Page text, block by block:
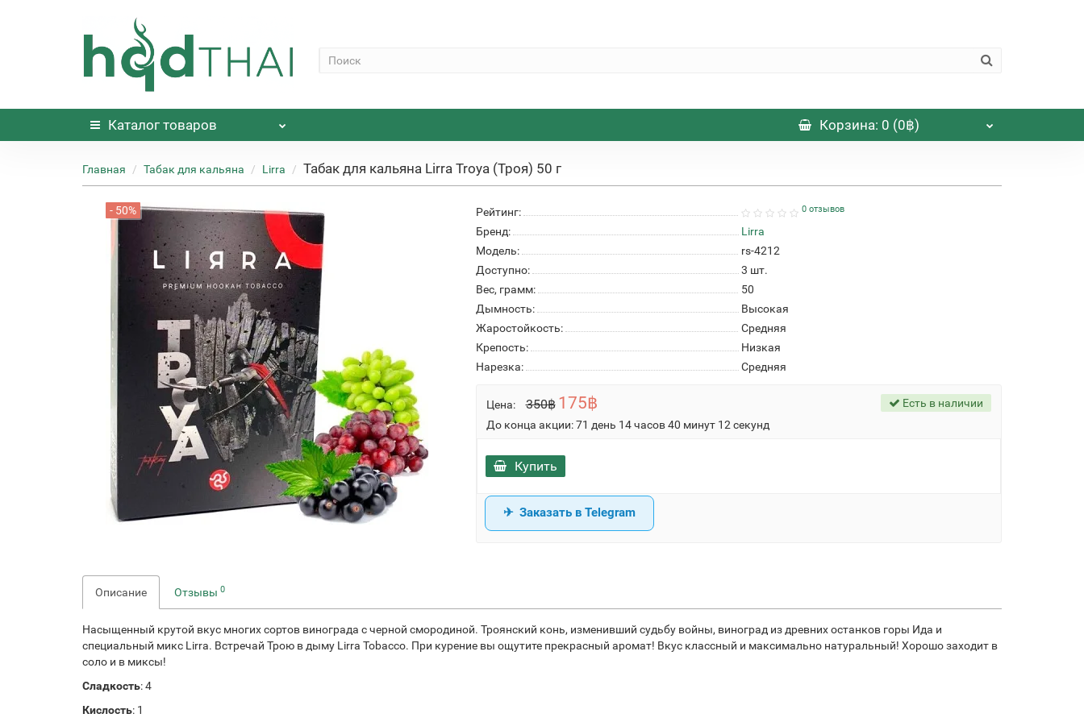
Каталог товаров Корзина: 0 (0฿)
Главная Табак для кальяна Lirra Табак для кальяна Lirra Troya (Троя) 50 г
- 50% Рейтинг: 0 отзывов
Бренд:
Lirra
Модель:
rs-4212
Доступно:
3 шт.
Вес, грамм:
50
Дымность:
Высокая
Жаростойкость:
Средняя
Крепость:
Низкая
Нарезка:
Средняя
Цена: 350฿ 175฿
До конца акции:71 день 14 часов 40 минут 11 секунд
Есть в наличии
Купить
Заказать в Telegram
Описание Отзывы 0
Насыщенный крутой вкус многих сортов винограда с черной смородиной. Троянский конь, изменивший судьбу войны, виноград из древних останков горы Ида и
специальный микс Lirra. Встречай Трою в дыму Lirra Tobacco. При курение вы ощутите прекрасный аромат! Вкус классный и максимально натуральный! Хорошо заходит в
соло и в миксы!
Сладкость: 4
Кислость: 1